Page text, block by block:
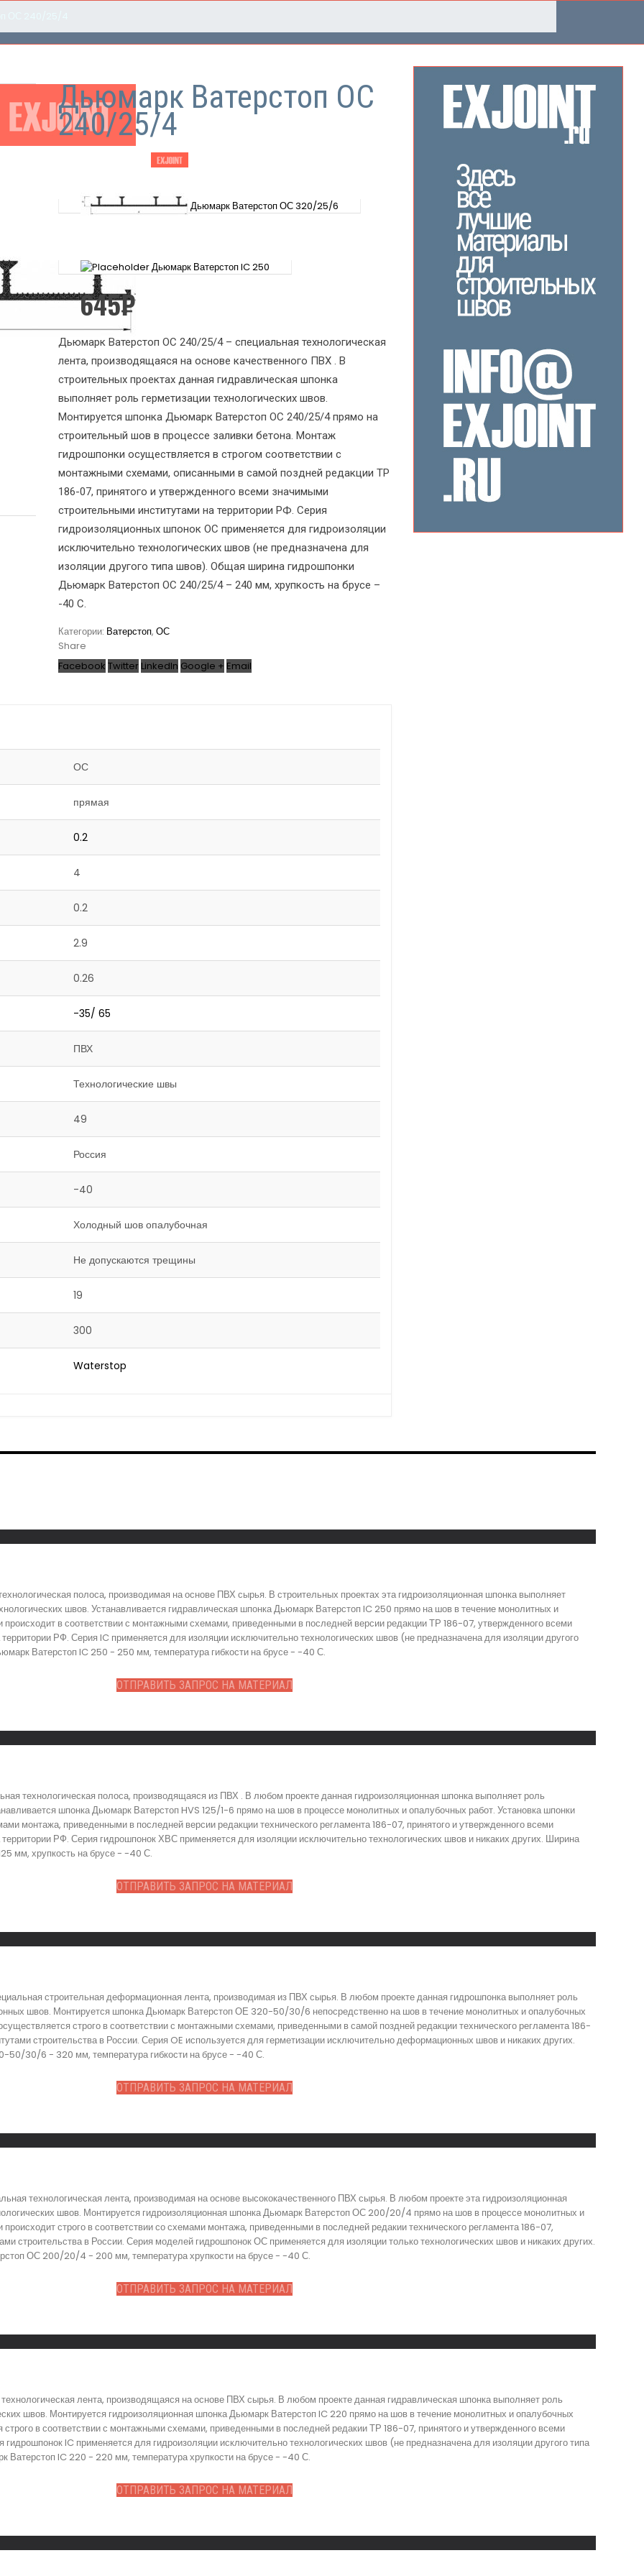
Дьюмарк Ватерстоп ОС
240/25/4
Дьюмарк Ватерстоп ОС 320/25/6
Дьюмарк Ватерстоп IC 250
645₽
Дьюмарк Ватерстоп ОС 240/25/4 – специальная технологическая
лента, производящаяся на основе качественного ПВХ . В
строительных проектах данная гидравлическая шпонка
выполняет роль герметизации технологических швов.
Монтируется шпонка Дьюмарк Ватерстоп ОС 240/25/4 прямо на
строительный шов в процессе заливки бетона. Монтаж
гидрошпонки осуществляется в строгом соответствии с
монтажными схемами, описанными в самой поздней редакции ТР
186-07, принятого и утвержденного всеми значимыми
строительными институтами на территории РФ. Серия
гидроизоляционных шпонок ОС применяется для гидроизоляции
исключительно технологических швов (не предназначена для
изоляции другого типа швов). Общая ширина гидрошпонки
Дьюмарк Ватерстоп ОС 240/25/4 – 240 мм, хрупкость на брусе –
-40 С.
Категории: Ватерстоп, ОС
Share
Facebook Twitter LinkedIn Google + Email
ОС
прямая
0.2
4
0.2
2.9
0.26
-35/ 65
ПВХ
Технологические швы
49
Россия
-40
Холодный шов опалубочная
Не допускаются трещины
19
300
Waterstop
полоса, производимая на основе ПВХ сырья. В строительных проектах эта гидроизоляционная шпонка выполняет
швов. Устанавливается гидравлическая шпонка Дьюмарк Ватерстоп IC 250 прямо на шов в течение монолитных и
происходит в соответствии с монтажными схемами, приведенными в последней версии редакции ТР 186-07, утвержденного всеми
РФ. Серия IC применяется для изоляции исключительно технологических швов (не предназначена для изоляции другого
Ватерстоп IC 250 - 250 мм, температура гибкости на брусе - -40 С.
ОТПРАВИТЬ ЗАПРОС НА МАТЕРИАЛ
технологическая полоса, производящаяся из ПВХ . В любом проекте данная гидроизоляционная шпонка выполняет роль
шпонка Дьюмарк Ватерстоп HVS 125/1-6 прямо на шов в процессе монолитных и опалубочных работ. Установка шпонки
монтажа, приведенными в последней версии редакции технического регламента 186-07, принятого и утвержденного всеми
РФ. Серия гидрошпонок ХВС применяется для изоляции исключительно технологических швов и никаких других. Ширина
мм, хрупкость на брусе - -40 С.
ОТПРАВИТЬ ЗАПРОС НА МАТЕРИАЛ
строительная деформационная лента, производимая из ПВХ сырья. В любом проекте данная гидрошпонка выполняет роль
швов. Монтируется шпонка Дьюмарк Ватерстоп ОЕ 320-50/30/6 непосредственно на шов в течение монолитных и опалубочных
строго в соответствии с монтажными схемами, приведенными в самой поздней редакции технического регламента 186-
строительства в России. Серия OE используется для герметизации исключительно деформационных швов и никаких других.
50/30/6 - 320 мм, температура гибкости на брусе - -40 С.
ОТПРАВИТЬ ЗАПРОС НА МАТЕРИАЛ
технологическая лента, производимая на основе высококачественного ПВХ сырья. В любом проекте эта гидроизоляционная
швов. Монтируется гидроизоляционная шпонка Дьюмарк Ватерстоп ОС 200/20/4 прямо на шов в процессе монолитных и
строго в соответствии со схемами монтажа, приведенными в последней редакии технического регламента 186-07,
строительства в России. Серия моделей гидрошпонок ОС применяется для изоляции только технологических швов и никаких других.
ОС 200/20/4 - 200 мм, температура хрупкости на брусе - -40 С.
ОТПРАВИТЬ ЗАПРОС НА МАТЕРИАЛ
лента, производящаяся на основе ПВХ сырья. В любом проекте данная гидравлическая шпонка выполняет роль
швов. Монтируется гидроизоляционная шпонка Дьюмарк Ватерстоп IC 220 прямо на шов в течение монолитных и опалубочных
в соответствии с монтажными схемами, приведенными в последней редакии ТР 186-07, принятого и утвержденного всеми
гидрошпонок IC применяется для гидроизоляции исключительно технологических швов (не предназначена для изоляции другого типа
Ватерстоп IC 220 - 220 мм, температура хрупкости на брусе - -40 С.
ОТПРАВИТЬ ЗАПРОС НА МАТЕРИАЛ